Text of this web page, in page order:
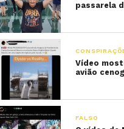
passarela
Vídeo
avião
FALSO